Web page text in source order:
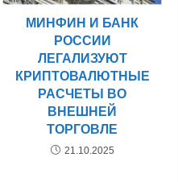
МИНФИН И БАНК
РОССИИ
ЛЕГАЛИЗУЮТ
КРИПТОВАЛЮТНЫЕ
РАСЧЕТЫ ВО
ВНЕШНЕЙ
ТОРГОВЛЕ
21.10.2025